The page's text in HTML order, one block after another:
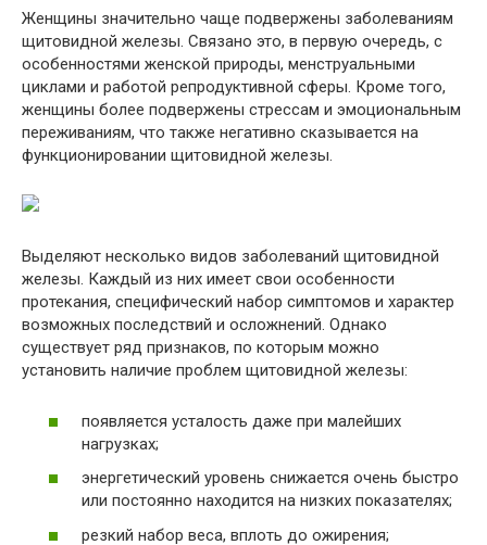
Женщины значительно чаще подвержены заболеваниям
щитовидной железы. Связано это, в первую очередь, с
особенностями женской природы, менструальными
циклами и работой репродуктивной сферы. Кроме того,
женщины более подвержены стрессам и эмоциональным
переживаниям, что также негативно сказывается на
функционировании щитовидной железы.
Выделяют несколько видов заболеваний щитовидной
железы. Каждый из них имеет свои особенности
протекания, специфический набор симптомов и характер
возможных последствий и осложнений. Однако
существует ряд признаков, по которым можно
установить наличие проблем щитовидной железы:
появляется усталость даже при малейших
нагрузках;
энергетический уровень снижается очень быстро
или постоянно находится на низких показателях;
резкий набор веса, вплоть до ожирения;